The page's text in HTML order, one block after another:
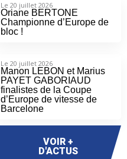
Le 20 juillet 2026
Oriane BERTONE
Championne d’Europe de
bloc !
Le 20 juillet 2026
Manon LEBON et Marius
PAYET GABORIAUD
finalistes de la Coupe
d’Europe de vitesse de
Barcelone
VOIR +
D'ACTUS